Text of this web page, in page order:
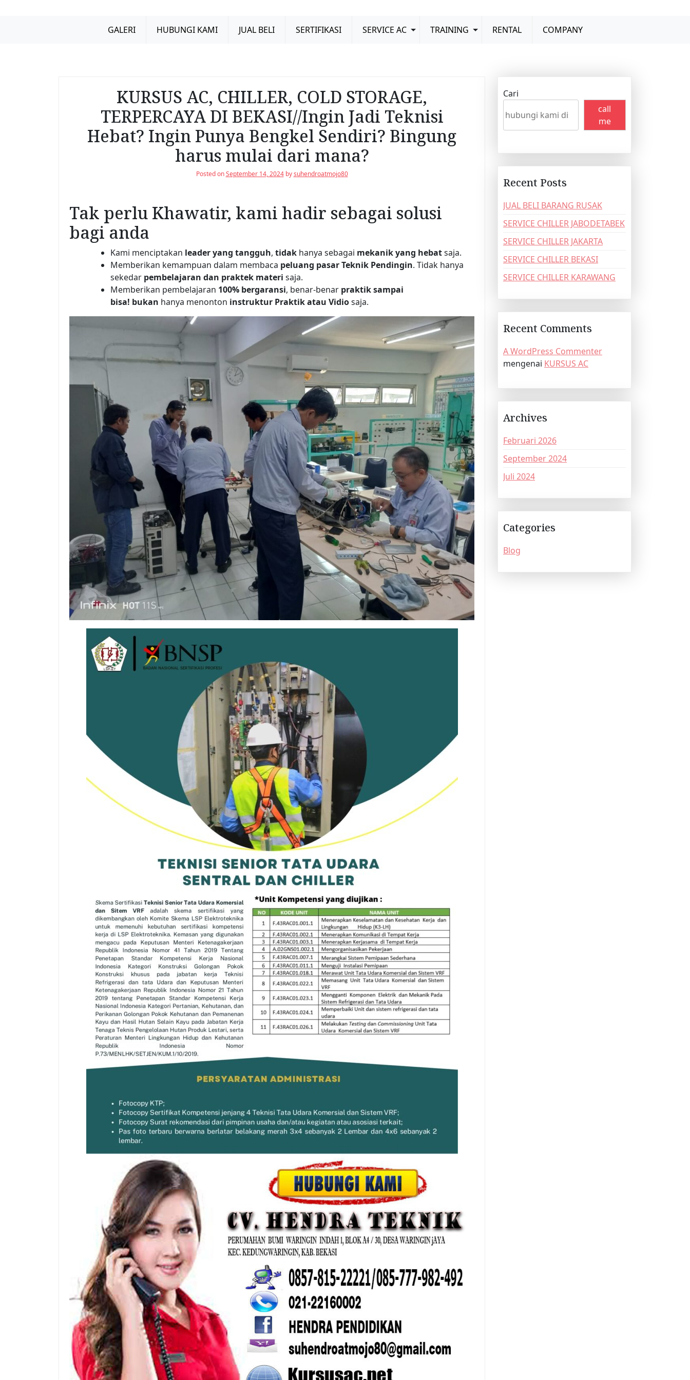
GALERI HUBUNGI KAMI JUAL BELI SERTIFIKASI SERVICE AC TRAINING RENTAL COMPANY
KURSUS AC, CHILLER, COLD STORAGE,
TERPERCAYA DI BEKASI//Ingin Jadi Teknisi
Hebat? Ingin Punya Bengkel Sendiri? Bingung
harus mulai dari mana?
Posted onSeptember 14, 2024bysuhendroatmojo80
Tak perlu Khawatir, kami hadir sebagai solusi
bagi anda
Kami menciptakan leader yang tangguh, tidak hanya sebagai mekanik yang hebatsaja.
Memberikan kemampuan dalam membaca peluang pasar Teknik Pendingin. Tidak hanya
sekedar pembelajaran dan praktek materi saja.
Memberikan pembelajaran 100% bergaransi, benar-benar praktik sampai
bisa! bukan hanya menonton instruktur Praktik atau Vidiosaja.
Cari
call
me
Recent Posts
JUAL BELI BARANG RUSAK
SERVICE CHILLER JABODETABEK
SERVICE CHILLER JAKARTA
SERVICE CHILLER BEKASI
SERVICE CHILLER KARAWANG
Recent Comments
A WordPress Commenter
mengenai KURSUS AC
Archives
Februari 2026
September 2024
Juli 2024
Categories
Blog